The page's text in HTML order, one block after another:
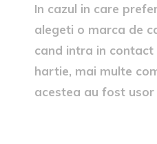
In cazul in care
alegeti o marca de
cand intra in
hartie, mai multe
acestea au fost